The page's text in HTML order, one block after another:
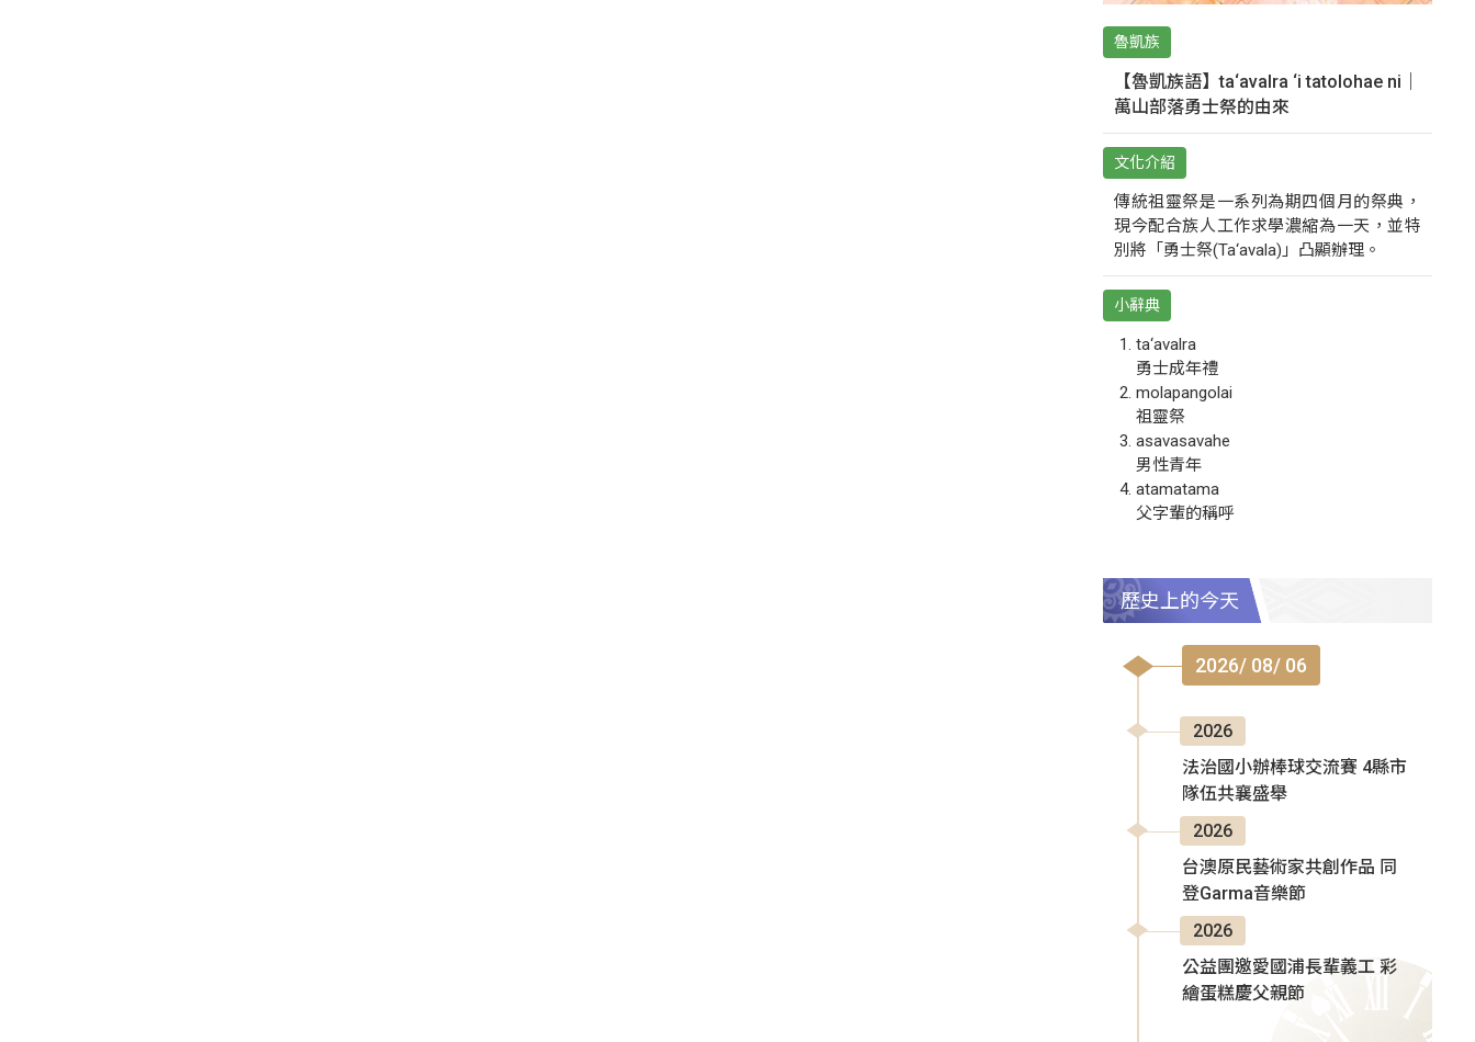
魯凱族
【魯凱族語】ta‘avalra ‘i tatolohae ni｜
萬山部落勇士祭的由來
文化介紹
傳統祖靈祭是一系列為期四個月的祭典，
現今配合族人工作求學濃縮為一天，並特
別將「勇士祭(Ta‘avala)」凸顯辦理。
小辭典
ta‘avalra
勇士成年禮
molapangolai
祖靈祭
asavasavahe
男性青年
atamatama
父字輩的稱呼
歷史上的今天
2026/ 08/ 06
2026
法治國小辦棒球交流賽 4縣市
隊伍共襄盛舉
2026
台澳原民藝術家共創作品 同
登Garma音樂節
2026
公益團邀愛國浦長輩義工 彩
繪蛋糕慶父親節